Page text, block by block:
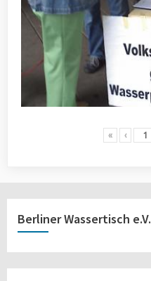
« ‹
Berliner Wassertisch e.V.